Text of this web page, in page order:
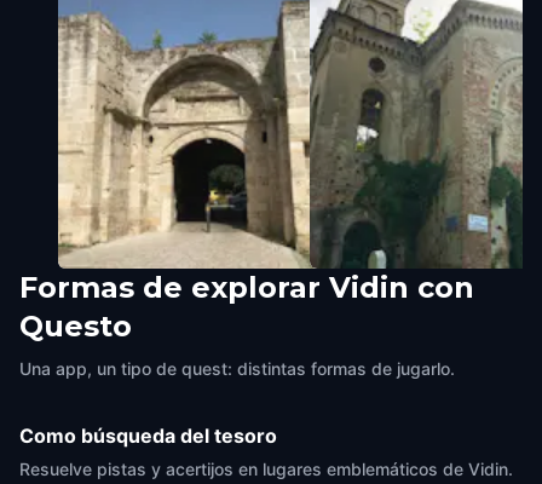
Pazar Kapiya
Vidin,Bulgaria
Vidin synagogue
Formas de explorar Vidin con
Questo
Una app, un tipo de quest: distintas formas de jugarlo.
Como búsqueda del tesoro
Resuelve pistas y acertijos en lugares emblemáticos de Vidin.